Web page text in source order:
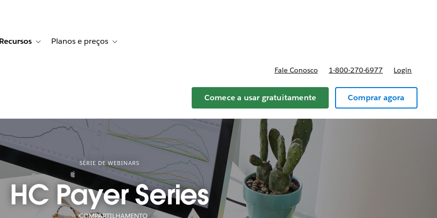
Histórias de clientes
sub-navigation for Soluções
Recursos Toggle sub-navigation for Recursos
Planos e preços Toggle sub-navigation for Planos e preços
Fale Conosco 1-800-270-6977 Login
Comece a usar gratuitamente Comprar agora
SÉRIE DE WEBINARS
HC Payer Series
COMPARTILHAMENTO